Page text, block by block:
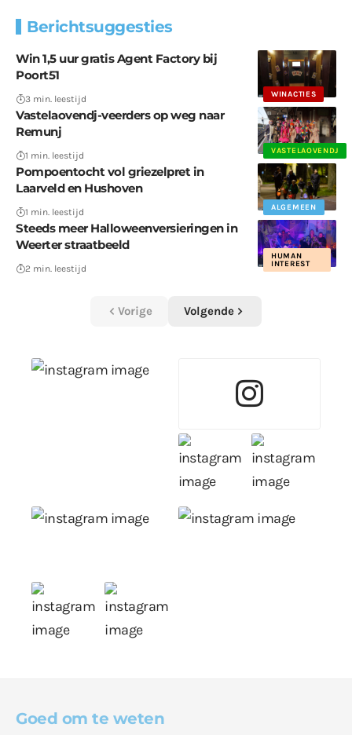
Berichtsuggesties
WINACTIES
Win 1,5 uur gratis Agent Factory bij
Poort51
3 min. leestijd
VASTELAOVENDJ
Vastelaovendj-veerders op weg naar
Remunj
1 min. leestijd
ALGEMEEN
Pompoentocht vol griezelpret in
Laarveld en Hushoven
1 min. leestijd
HUMAN
INTEREST
Steeds meer Halloweenversieringen in
Weerter straatbeeld
2 min. leestijd
Vorige Volgende
Goed om te weten